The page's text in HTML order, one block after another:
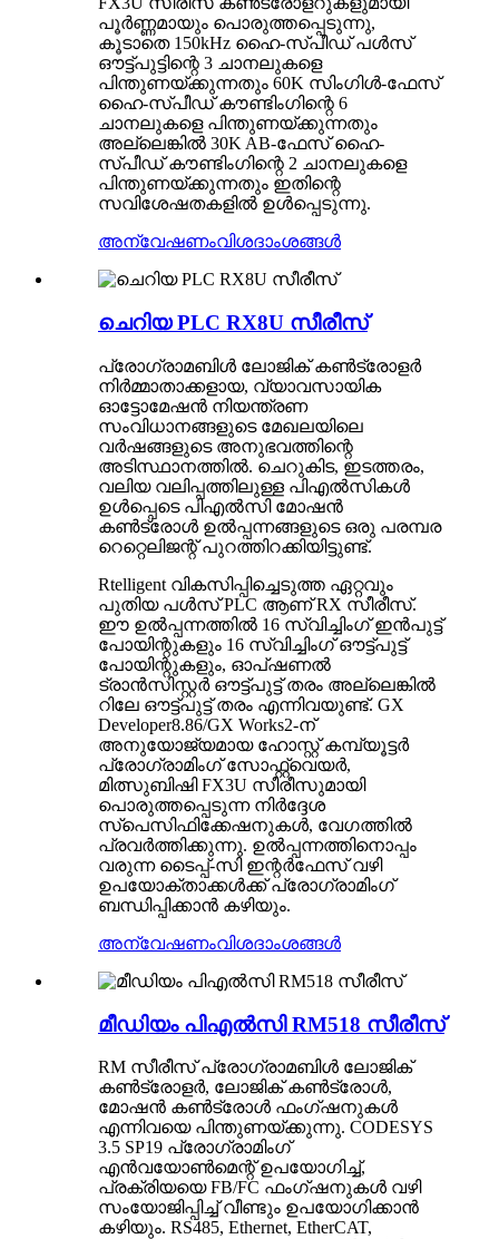
പൂർണ്ണമായും പൊരുത്തപ്പെടുന്നു,
കൂടാതെ 150kHz ഹൈ-സ്പീഡ് പൾസ്
ഔട്ട്‌പുട്ടിന്റെ 3 ചാനലുകളെ
പിന്തുണയ്ക്കുന്നതും 60K സിംഗിൾ-ഫേസ്
ഹൈ-സ്പീഡ് കൗണ്ടിംഗിന്റെ 6
ചാനലുകളെ പിന്തുണയ്ക്കുന്നതും
അല്ലെങ്കിൽ 30K AB-ഫേസ് ഹൈ-
സ്പീഡ് കൗണ്ടിംഗിന്റെ 2 ചാനലുകളെ
പിന്തുണയ്ക്കുന്നതും ഇതിന്റെ
സവിശേഷതകളിൽ ഉൾപ്പെടുന്നു.
അന്വേഷണംവിശദാംശങ്ങൾ
ചെറിയ PLC RX8U സീരീസ്
പ്രോഗ്രാമബിൾ ലോജിക് കൺട്രോളർ
നിർമ്മാതാക്കളായ, വ്യാവസായിക
ഓട്ടോമേഷൻ നിയന്ത്രണ
സംവിധാനങ്ങളുടെ മേഖലയിലെ
വർഷങ്ങളുടെ അനുഭവത്തിന്റെ
അടിസ്ഥാനത്തിൽ. ചെറുകിട, ഇടത്തരം,
വലിയ വലിപ്പത്തിലുള്ള പി‌എൽ‌സികൾ
ഉൾപ്പെടെ പി‌എൽ‌സി മോഷൻ
കൺട്രോൾ ഉൽപ്പന്നങ്ങളുടെ ഒരു പരമ്പര
റെറ്റെലിജന്റ് പുറത്തിറക്കിയിട്ടുണ്ട്.
Rtelligent വികസിപ്പിച്ചെടുത്ത ഏറ്റവും
പുതിയ പൾസ് PLC ആണ് RX സീരീസ്.
ഈ ഉൽപ്പന്നത്തിൽ 16 സ്വിച്ചിംഗ് ഇൻപുട്ട്
പോയിന്റുകളും 16 സ്വിച്ചിംഗ് ഔട്ട്പുട്ട്
പോയിന്റുകളും, ഓപ്ഷണൽ
ട്രാൻസിസ്റ്റർ ഔട്ട്പുട്ട് തരം അല്ലെങ്കിൽ
റിലേ ഔട്ട്പുട്ട് തരം എന്നിവയുണ്ട്. GX
Developer8.86/GX Works2-ന്
അനുയോജ്യമായ ഹോസ്റ്റ് കമ്പ്യൂട്ടർ
പ്രോഗ്രാമിംഗ് സോഫ്റ്റ്‌വെയർ,
മിത്സുബിഷി FX3U സീരീസുമായി
പൊരുത്തപ്പെടുന്ന നിർദ്ദേശ
സ്പെസിഫിക്കേഷനുകൾ, വേഗത്തിൽ
പ്രവർത്തിക്കുന്നു. ഉൽപ്പന്നത്തിനൊപ്പം
വരുന്ന ടൈപ്പ്-സി ഇന്റർഫേസ് വഴി
ഉപയോക്താക്കൾക്ക് പ്രോഗ്രാമിംഗ്
ബന്ധിപ്പിക്കാൻ കഴിയും.
അന്വേഷണംവിശദാംശങ്ങൾ
മീഡിയം പി‌എൽ‌സി RM518 സീരീസ്
RM സീരീസ് പ്രോഗ്രാമബിൾ ലോജിക്
കൺട്രോളർ, ലോജിക് കൺട്രോൾ,
മോഷൻ കൺട്രോൾ ഫംഗ്ഷനുകൾ
എന്നിവയെ പിന്തുണയ്ക്കുന്നു. CODESYS
3.5 SP19 പ്രോഗ്രാമിംഗ്
എൻവയോൺമെന്റ് ഉപയോഗിച്ച്,
പ്രക്രിയയെ FB/FC ഫംഗ്ഷനുകൾ വഴി
സംയോജിപ്പിച്ച് വീണ്ടും ഉപയോഗിക്കാൻ
കഴിയും. RS485, Ethernet, EtherCAT,